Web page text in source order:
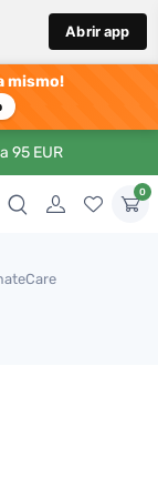
Abrir app
mismo!
95 EUR
0